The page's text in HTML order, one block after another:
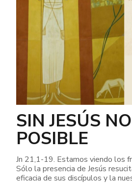
SIN JESÚS
POSIBLE
Jn 21,1-19. Estamos viendo los
Sólo la presencia de Jesús
eficacia de sus discípulos y la